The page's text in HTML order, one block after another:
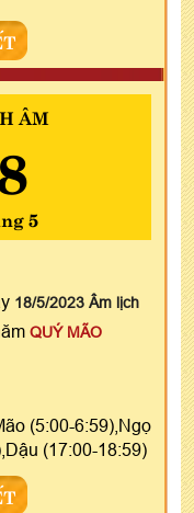
ÂM
5
18/5/2023 Âm lịch
QUÝ MÃO
(5:00-6:59),Ngọ
(17:00-18:59)